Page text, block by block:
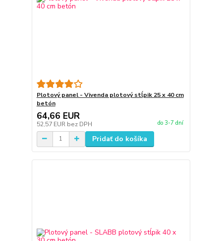
Plotový panel - Vivenda plotový stĺpik 25 x 40 cm
betón
64,66 EUR
52,57 EUR bez DPH do 3-7 dní
Pridať do košíka